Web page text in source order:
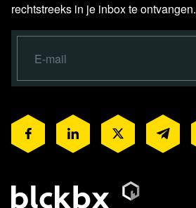
rechtstreeks in je inbox te ontvangen.